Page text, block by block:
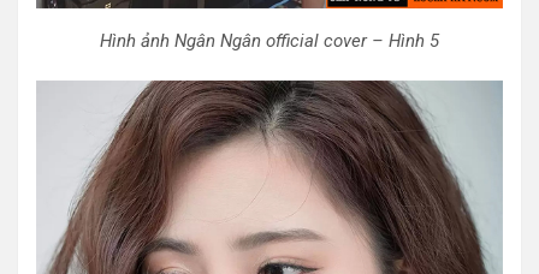
Hình ảnh Ngân Ngân official cover – Hình 5